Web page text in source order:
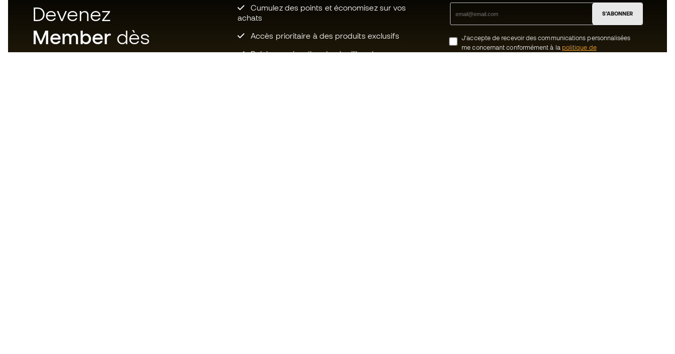
Devenez
Member dès
maintenant
Cumulez des points et économisez sur vos
achats
Accès prioritaire à des produits exclusifs
Rejoignez plus d’un demi-million de
S'ABONNER
J’accepte de recevoir des communications personnalisées
me concernant conformément à la politique de